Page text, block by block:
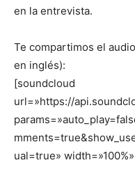
en la entrevista.
Te compartimos el
en inglés):
[soundcloud
url=»https://
ual=true»